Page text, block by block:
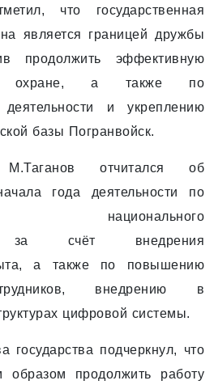
что государственная
является границей дружбы
продолжить эффективную
а также по
и укреплению
базы Погранвойск.
отчитался об
года деятельности по
национального
за счёт внедрения
а также по повышению
внедрению в
цифровой системы.
государства подчеркнул, что
образом продолжить работу